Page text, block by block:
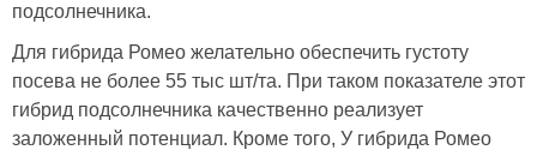
подсолнечника.
Для гибрида Ромео желательно обеспечить густоту
посева не более 55 тыс шт/та. При таком показателе этот
гибрид подсолнечника качественно реализует
заложенный потенциал. Кроме того, У гибрида Ромео